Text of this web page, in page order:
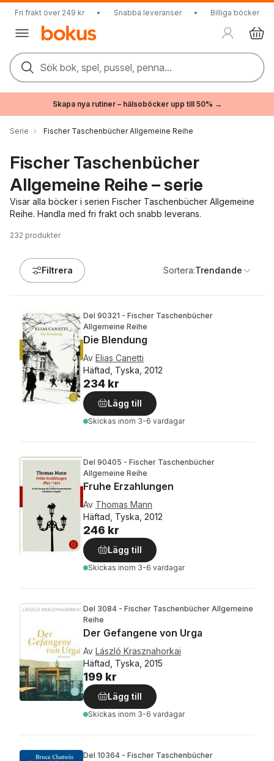
Fri frakt över 249 kr • Snabba leveranser • Billiga böcker
Sök bok, spel, pussel, penna...
Skapa nya rutiner – hälsoböcker upp till 50% →
Serie Fischer Taschenbücher Allgemeine Reihe
Fischer Taschenbücher
Allgemeine Reihe – serie
Visar alla böcker i serien Fischer Taschenbücher Allgemeine
Reihe. Handla med fri frakt och snabb leverans.
232 produkter
Filtrera Sortera:Trendande
Del 90321 - Fischer Taschenbücher
Allgemeine Reihe
Die Blendung
Av Elias Canetti
Häftad, Tyska, 2012
234 kr
Lägg till
Skickas inom 3-6 vardagar
Del 90405 - Fischer Taschenbücher
Allgemeine Reihe
Fruhe Erzahlungen
Av Thomas Mann
Häftad, Tyska, 2012
246 kr
Lägg till
Skickas inom 3-6 vardagar
Del 3084 - Fischer Taschenbücher Allgemeine
Reihe
Der Gefangene von Urga
Av László Krasznahorkai
Häftad, Tyska, 2015
199 kr
Lägg till
Skickas inom 3-6 vardagar
Del 10364 - Fischer Taschenbücher